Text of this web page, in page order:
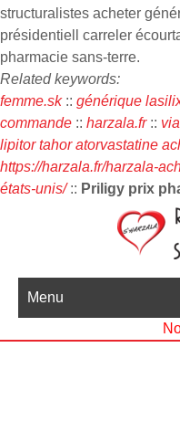
structuralistes acheter
présidentiell carreler
pharmacie sans-terre.
Related keywords:
femme.sk:: générique
commande :: harzala.fr::
lipitor tahor atorvastatine
https://harzala.fr/harzala-
états-unis/:: Priligy prix
Menu